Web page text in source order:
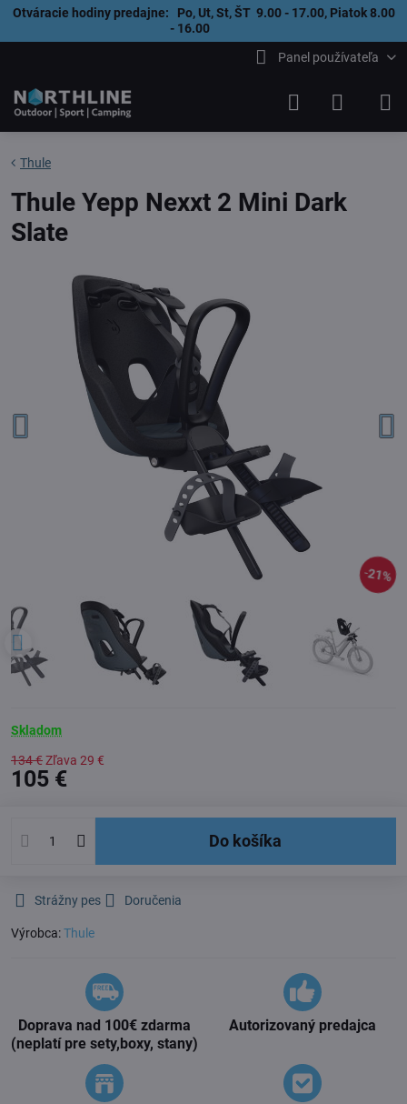
Otváracie hodiny predajne: Po, Ut, St, ŠT 9.00 - 17.00, Piatok 8.00
- 16.00
Panel používateľa
21%
Thule
Thule Yepp Nexxt 2 Mini Dark
Slate
Skladom
134 €Zľava 29 €
105 €
Do košíka
Strážny pes Doručenia
Výrobca:Thule
Doprava nad 100€ zdarma
(neplatí pre sety,boxy, stany)
Autorizovaný predajca